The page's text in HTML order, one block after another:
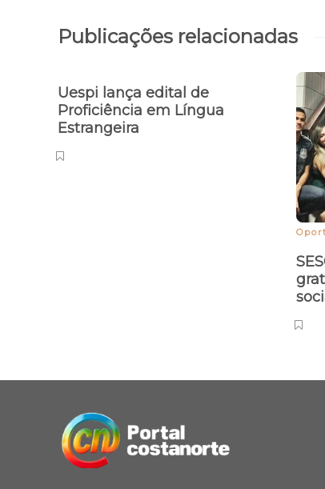
Publicações relacionadas
Uespi lança edital de
Proficiência em Língua
Estrangeira